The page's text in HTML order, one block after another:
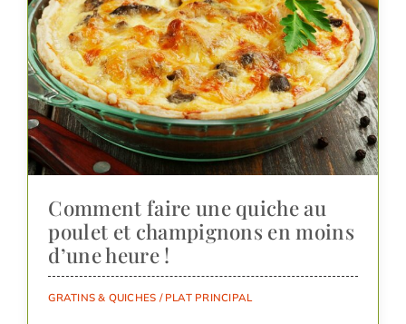
Comment faire une quiche au
poulet et champignons en moins
d’une heure !
GRATINS & QUICHES / PLAT PRINCIPAL